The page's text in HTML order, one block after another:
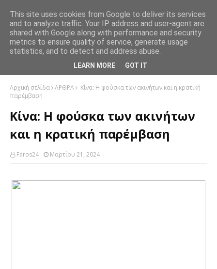
Αρχική σελίδα ΑΡΘΡΑ
Κίνα: Η φούσκα των ακινήτων και η κρατική
παρέμβαση
Κίνα: Η φούσκα των ακινήτων
και η κρατική παρέμβαση
Faros24 Μαρτίου 21, 2024
This site uses cookies from Google to deliver its services
and to analyze traffic. Your IP address and user-agent are
shared with Google along with performance and security
metrics to ensure quality of service, generate usage
statistics, and to detect and address abuse.
LEARN MORE GOT IT